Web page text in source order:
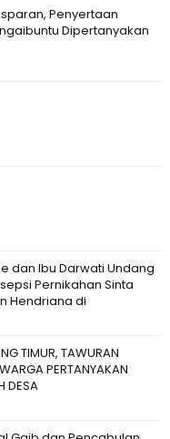
Penyertaan
Dipertanyakan
dan Ibu Darwati Undang
Pernikahan Sinta
Hendriana di
TIMUR, TAWURAN
PERTANYAKAN
DESA